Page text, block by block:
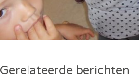
Gerelateerde berichten